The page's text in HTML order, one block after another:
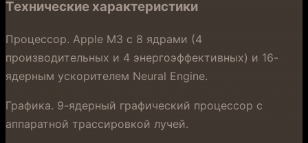
Технические характеристики
Процессор. Apple M3 с 8 ядрами (4
производительных и 4 энергоэффективных) и 16-
ядерным ускорителем Neural Engine.
Графика. 9-ядерный графический процессор с
аппаратной трассировкой лучей.